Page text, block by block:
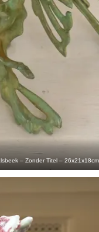
– Zonder Titel –